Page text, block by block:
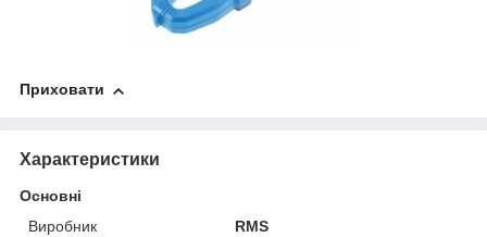
Приховати
Характеристики
Основні
Виробник
RMS